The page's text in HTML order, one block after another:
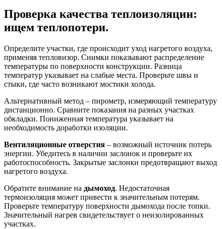
Проверка качества теплоизоляции:
ищем теплопотери.
Определите участки, где происходит уход нагретого воздуха,
применяя тепловизор. Снимки показывают распределение
температуры по поверхности конструкции. Разница
температур указывает на слабые места. Проверьте швы и
стыки, где часто возникают мостики холода.
Альтернативный метод – пирометр, измеряющий температуру
дистанционно. Сравните показания на разных участках
обкладки. Пониженная температура указывает на
необходимость доработки изоляции.
Вентиляционные отверстия – возможный источник потерь
энергии. Убедитесь в наличии заслонок и проверьте их
работоспособность. Закрытые заслонки предотвращают выход
нагретого воздуха.
Обратите внимание на дымоход. Недостаточная
термоизоляция может привести к значительным потерям.
Проверьте температуру поверхности дымохода после топки.
Значительный нагрев свидетельствует о неизолированных
участках.